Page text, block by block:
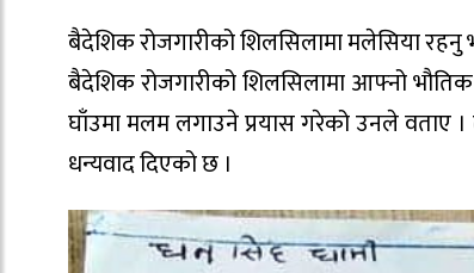
बैदेशिक रोजगारीको शिलसिलामा मलेसिया रहनु
बैदेशिक रोजगारीको शिलसिलामा आफ्नो
घाँउमा मलम लगाउने प्रयास गरेको उनले वताए
धन्यवाद दिएको छ ।